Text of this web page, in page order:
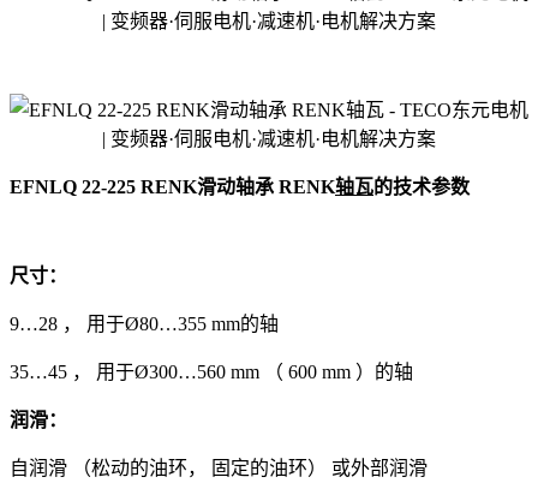
EFNLQ 22-225 RENK滑动轴承 RENK轴瓦的技术参数
尺寸：
9…28 ， 用于Ø80…355 mm的轴
35…45 ， 用于Ø300…560 mm （ 600 mm ）的轴
润滑：
自润滑 （松动的油环， 固定的油环） 或外部润滑